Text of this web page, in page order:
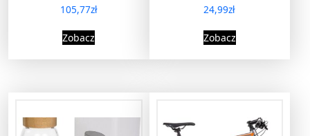
105,77zł
Zobacz
24,99zł
Zobacz